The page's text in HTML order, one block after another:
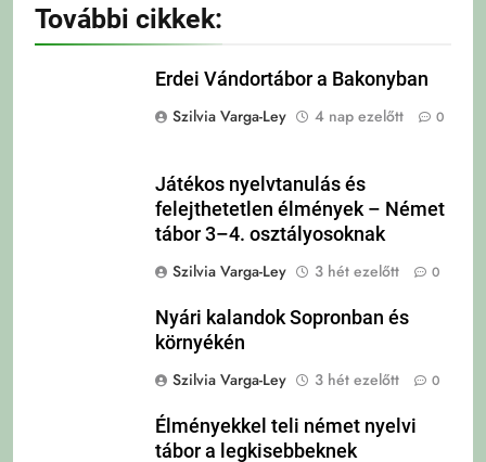
További cikkek:
Erdei Vándortábor a Bakonyban
Szilvia Varga-Ley
4 nap ezelőtt 0
Játékos nyelvtanulás és
felejthetetlen élmények – Német
tábor 3–4. osztályosoknak
Szilvia Varga-Ley
3 hét ezelőtt 0
Nyári kalandok Sopronban és
környékén
Szilvia Varga-Ley
3 hét ezelőtt 0
Élményekkel teli német nyelvi
tábor a legkisebbeknek